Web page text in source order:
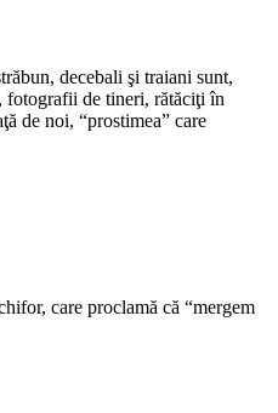
decebali şi traiani sunt,
fotografii de tineri, rătăciţi în
de noi, “prostimea” care
care proclamă că “mergem